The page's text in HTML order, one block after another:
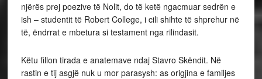
njërës prej poezive të Nolit, do të ketë ngacmuar sedrën e
ish – studentit të Robert College, i cili shihte të shprehur në
të, ëndrrat e mbetura si testament nga rilindasit.
Këtu fillon tirada e anatemave ndaj Stavro Skëndit. Në
rastin e tij asgjë nuk u mor parasysh: as origjina e familjes